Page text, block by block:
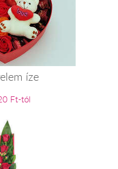
íze
Ft-tól